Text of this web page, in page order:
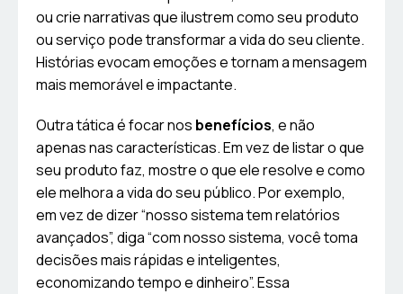
ou crie narrativas que ilustrem como seu produto
ou serviço pode transformar a vida do seu cliente.
Histórias evocam emoções e tornam a mensagem
mais memorável e impactante.
Outra tática é focar nos benefícios, e não
apenas nas características. Em vez de listar o que
seu produto faz, mostre o que ele resolve e como
ele melhora a vida do seu público. Por exemplo,
em vez de dizer “nosso sistema tem relatórios
avançados”, diga “com nosso sistema, você toma
decisões mais rápidas e inteligentes,
economizando tempo e dinheiro”. Essa